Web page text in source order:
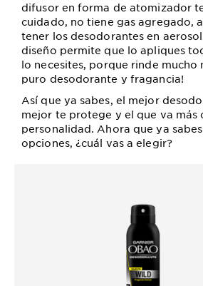
difusor en forma de atomizador
cuidado, no tiene gas agregado,
tener los desodorantes en
diseño permite que lo apliques
lo necesites, porque rinde mucho
puro desodorante y fragancia!
Así que ya sabes, el mejor
mejor te protege y el que va más
personalidad. Ahora que ya
opciones, ¿cuál vas a elegir?